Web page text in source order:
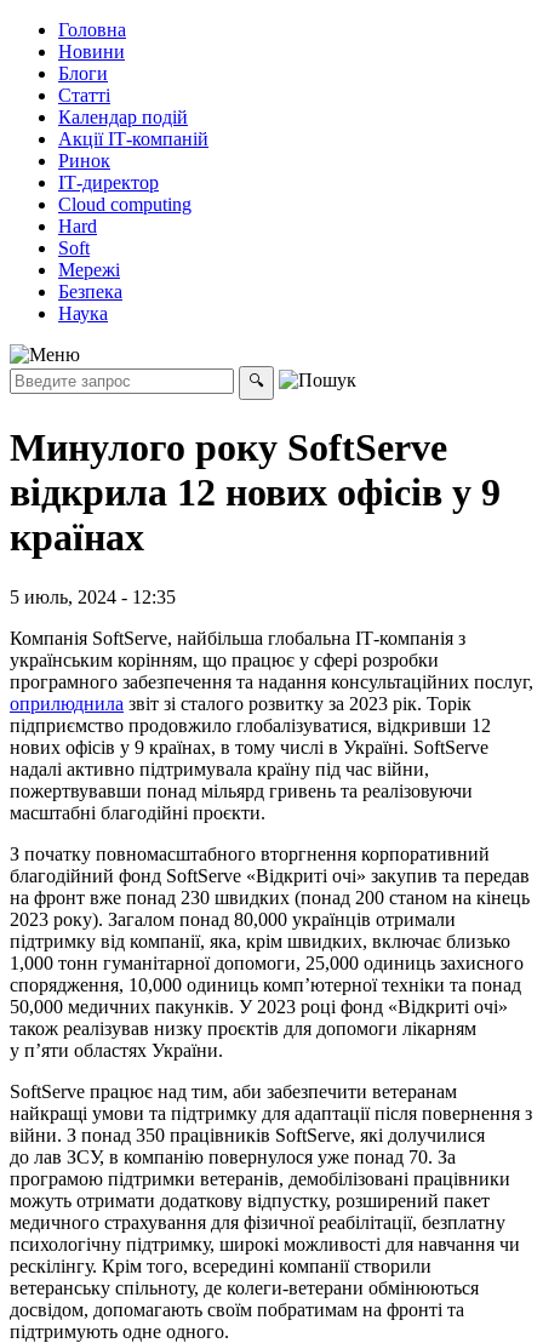
Головна
Новини
Блоги
Статті
Календар подій
Акції ІТ-компаній
Ринок
ІТ-директор
Cloud computing
Hard
Soft
Мережі
Безпека
Наука
Минулого року SoftServe
відкрила 12 нових офісів у 9
країнах
5 июль, 2024 - 12:35
Компанія SoftServe, найбільша глобальна ІТ-компанія з
українським корінням, що працює у сфері розробки
програмного забезпечення та надання консультаційних послуг,
оприлюднила звіт зі сталого розвитку за 2023 рік. Торік
підприємство продовжило глобалізуватися, відкривши 12
нових офісів у 9 країнах, в тому числі в Україні. SoftServe
надалі активно підтримувала країну під час війни,
пожертвувавши понад мільярд гривень та реалізовуючи
масштабні благодійні проєкти.
З початку повномасштабного вторгнення корпоративний
благодійний фонд SoftServe «Відкриті очі» закупив та передав
на фронт вже понад 230 швидких (понад 200 станом на кінець
2023 року). Загалом понад 80,000 українців отримали
підтримку від компанії, яка, крім швидких, включає близько
1,000 тонн гуманітарної допомоги, 25,000 одиниць захисного
спорядження, 10,000 одиниць комп’ютерної техніки та понад
50,000 медичних пакунків. У 2023 році фонд «Відкриті очі»
також реалізував низку проєктів для допомоги лікарням
у п’яти областях України.
SoftServe працює над тим, аби забезпечити ветеранам
найкращі умови та підтримку для адаптації після повернення з
війни. З понад 350 працівників SoftServe, які долучилися
до лав ЗСУ, в компанію повернулося уже понад 70. За
програмою підтримки ветеранів, демобілізовані працівники
можуть отримати додаткову відпустку, розширений пакет
медичного страхування для фізичної реабілітації, безплатну
психологічну підтримку, широкі можливості для навчання чи
рескілінгу. Крім того, всередині компанії створили
ветеранську спільноту, де колеги-ветерани обмінюються
досвідом, допомагають своїм побратимам на фронті та
підтримують одне одного.